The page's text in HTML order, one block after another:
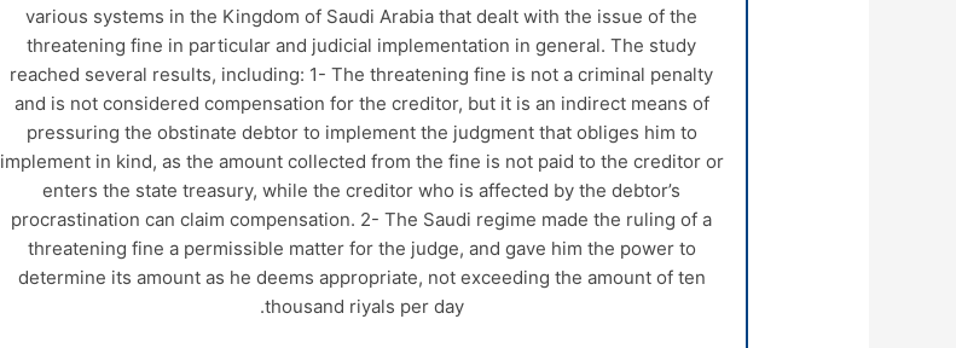
various systems in the Kingdom of Saudi Arabia that dealt with the issue of the
threatening fine in particular and judicial implementation in general. The study
reached several results, including: 1- The threatening fine is not a criminal penalty
and is not considered compensation for the creditor, but it is an indirect means of
pressuring the obstinate debtor to implement the judgment that obliges him to
implement in kind, as the amount collected from the fine is not paid to the creditor or
enters the state treasury, while the creditor who is affected by the debtor’s
procrastination can claim compensation. 2- The Saudi regime made the ruling of a
threatening fine a permissible matter for the judge, and gave him the power to
determine its amount as he deems appropriate, not exceeding the amount of ten
thousand riyals per day.